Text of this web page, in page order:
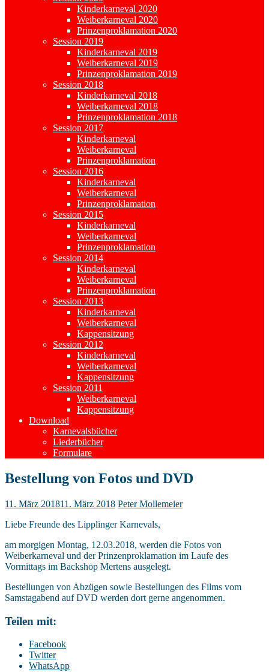
Kinderkarneval 2020
Weiberkarneval 2020
Prinzenproklamation 2020
Session 2019
Kinderkarneval 2019
Weiberkarneval 2019
Prinzenproklamation 2019
Session 2018
Kinderkarneval 2018
Weiberkarneval 2018
Prinzenproklamation 2018
Session 2017
Kinderkarneval
Weiberkarneval
Prinzenproklamation
Session 2016
Kinderkarneval
Weiberkarneval
Prinzenproklamation
Session 2015
Kinderkarneval
Weiberkarneval
Prinzenproklamation
Session 2014
Kinderkarneval
Weiberkarneval
Prinzenproklamation
Session 2013
Kinderkarneval
Weiberkarneval
Kappensitzung
Session 2012
Kinderkarneval
Weiberkarneval
Kappensitzung
Session 2011
Weiberkarneval
Kappensitzung
Download
Karnevalsbücher
Liederbücher
Formulare
Bestellung von Fotos und DVD
11. März 201811. März 2018 Peter Mollemeier
Liebe Freunde des Lipplinger Karnevals,
am morgigen Montag, 12.03.2018, werden die Fotos von
Weiberkarneval und der Prinzenproklamation im Laufe des
Vormittags im Backshop Mertens ausgelegt.
Bestellungen von Abzügen sowie Bestellungen des Films vom
Samstagabend auf DVD werden dort gerne angenommen.
Teilen mit:
Facebook
Twitter
WhatsApp